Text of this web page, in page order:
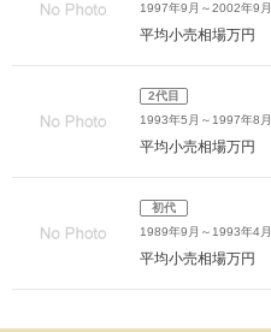
1997年9月～2002年9月
平均小売相場万円
2代目
1993年5月～1997年8月
平均小売相場万円
初代
1989年9月～1993年4月
平均小売相場万円